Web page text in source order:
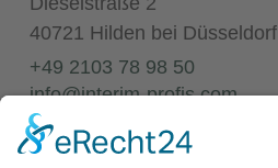
40721 Hilden bei Düsseldorf
+49 2103 78 98 50
info@interim-profis.com
Impressum